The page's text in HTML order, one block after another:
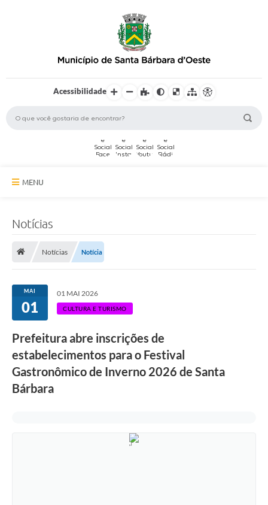
Acessibilidade
MENU
Serviços Online
Transparência
Legislação
Covid-19
Notícias
Notícias Notícia
MAI
01
01 MAI 2026
CULTURA E TURISMO
Prefeitura abre inscrições de
estabelecimentos para o Festival
Gastronômico de Inverno 2026 de Santa
Bárbara